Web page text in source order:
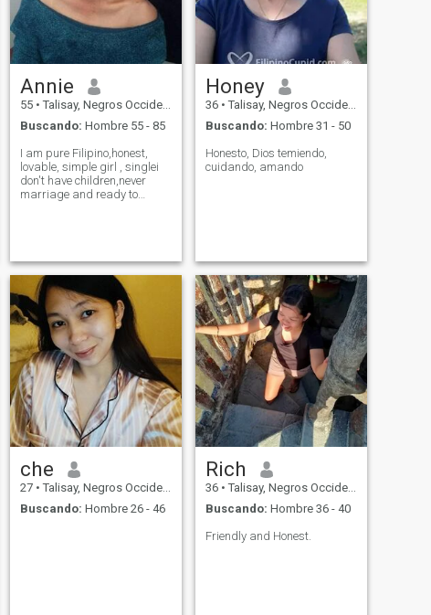
Annie
55 • Talisay, Negros Occidental, Filipinas
Buscando: Hombre 55 - 85
I am pure Filipino,honest,
lovable, simple girl , singlei
don't have children,never
marriage and ready to
Honey
36 • Talisay, Negros Occidental, Filipinas
Buscando: Hombre 31 - 50
Honesto, Dios temiendo,
cuidando, amando
che
27 • Talisay, Negros Occidental, Filipinas
Buscando: Hombre 26 - 46
Rich
36 • Talisay, Negros Occidental, Filipinas
Buscando: Hombre 36 - 40
Friendly and Honest.